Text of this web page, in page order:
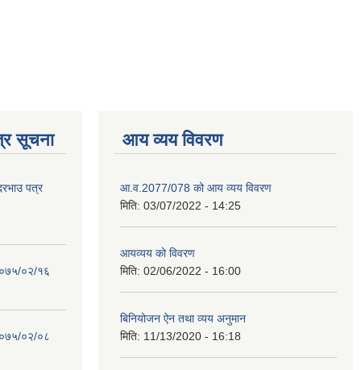
सूचना
पत्र
०२/१६
०२/०८
आय व्यय विवरण
आ.व.2077/078 को आय व्यय विवरण
मिति: 03/07/2022 - 14:25
आयव्यय को विवरण
मिति: 02/06/2022 - 16:00
बिनियोजन ऐन तथा व्यय अनुमान
मिति: 11/13/2020 - 16:18